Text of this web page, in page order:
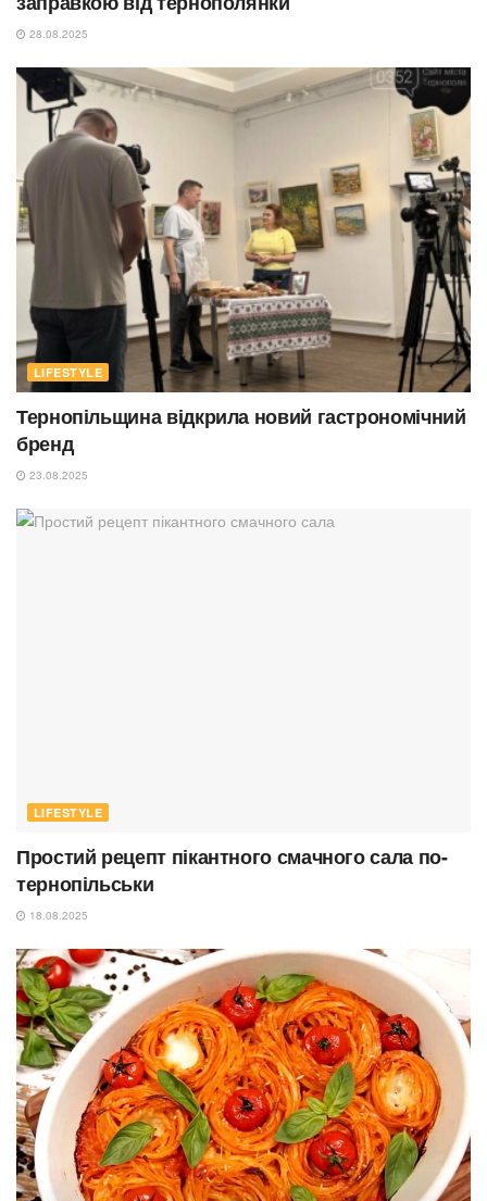
28.08.2025
LIFESTYLE
Тернопільщина відкрила новий гастрономічний
бренд
23.08.2025
LIFESTYLE
Простий рецепт пікантного смачного сала по-
тернопільськи
18.08.2025